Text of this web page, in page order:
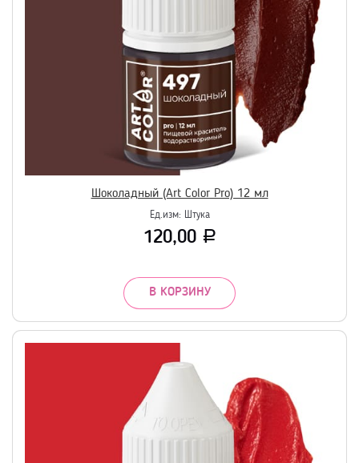
Шоколадный (Art Color Pro) 12 мл
Ед.изм: Штука
120,00 Р
В КОРЗИНУ